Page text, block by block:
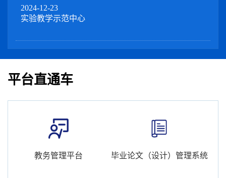
2024-12-23
实验教学示范中心
平台直通车
教务管理平台 毕业论文（设计）管理系统